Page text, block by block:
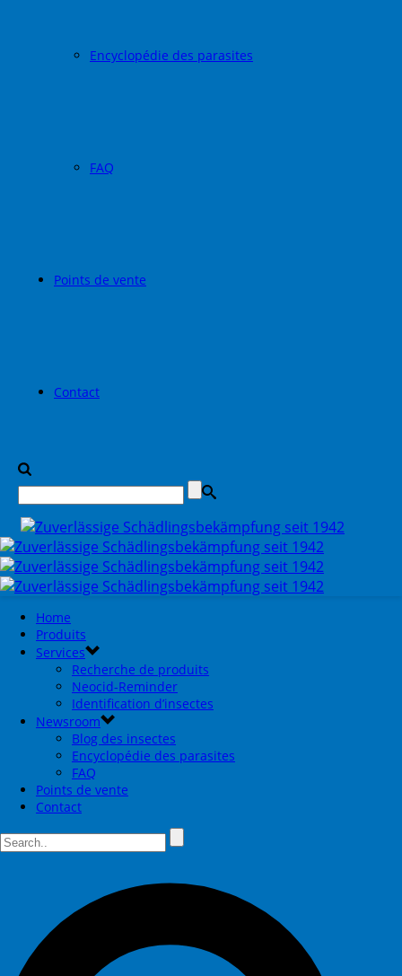
Encyclopédie des parasites
FAQ
Points de vente
Contact
Home
Produits
Services
Recherche de produits
Neocid-Reminder
Identification d’insectes
Newsroom
Blog des insectes
Encyclopédie des parasites
FAQ
Points de vente
Contact